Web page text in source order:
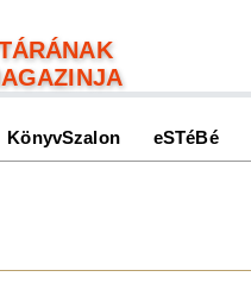
KönyvSzalon eSTéBé